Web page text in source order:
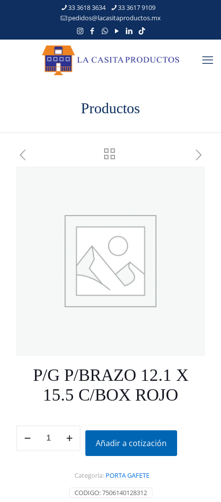
33 3618 3634
33 3617 9109
pedidos@lacasitaproductos.mx
Productos
P/G P/BRAZO 12.1 X
15.5 C/BOX ROJO
P/BRAZO
Añadir a cotización
CODIGO:7506140128312
Categoría: PORTA GAFETE